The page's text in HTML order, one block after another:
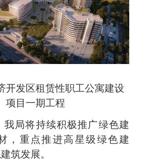
发区租赁性职工公寓建设
项目一期工程
局将持续积极推广绿色建
，重点推进高星级绿色建
筑发展。